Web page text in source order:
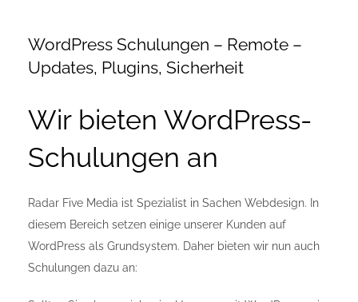
Impressum
WordPress Schulungen – Remote –
Updates, Plugins, Sicherheit
Wir bieten WordPress-
Schulungen an
Radar Five Media ist Spezialist in Sachen Webdesign. In
diesem Bereich setzen einige unserer Kunden auf
WordPress als Grundsystem. Daher bieten wir nun auch
Schulungen dazu an: